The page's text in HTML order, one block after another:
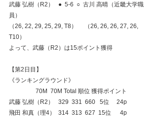
武藤 弘樹（R2）   ●  5-6  ○  古川 高晴（近畿大学職
員）
（26, 22, 29, 25, 29, T8）     （26, 26, 26, 27, 26,
T10）
よって、武藤（R2）は15ポイント獲得
【第2日目】
《ランキングラウンド》
                  70M  70M Total 順位 獲得ポイント
武藤 弘樹（R2）   329  331  660   5位     24p
飛田 和真（理4）  314  313  627  15位      4p